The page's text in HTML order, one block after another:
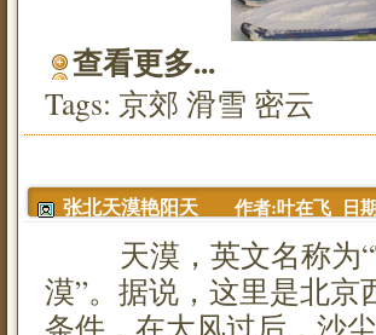
查看更多...
Tags: 京郊 滑雪 密云
张北天漠艳阳天 作者:叶在飞 日
天漠，英文名称为
漠”。据说，这里是北
条件，在大风过后，沙